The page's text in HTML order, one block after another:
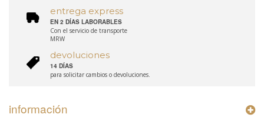
entrega express
EN 2 DÍAS LABORABLES
Con el servicio de transporte
MRW
devoluciones
14 DÍAS
para solicitar cambios o devoluciones.
información